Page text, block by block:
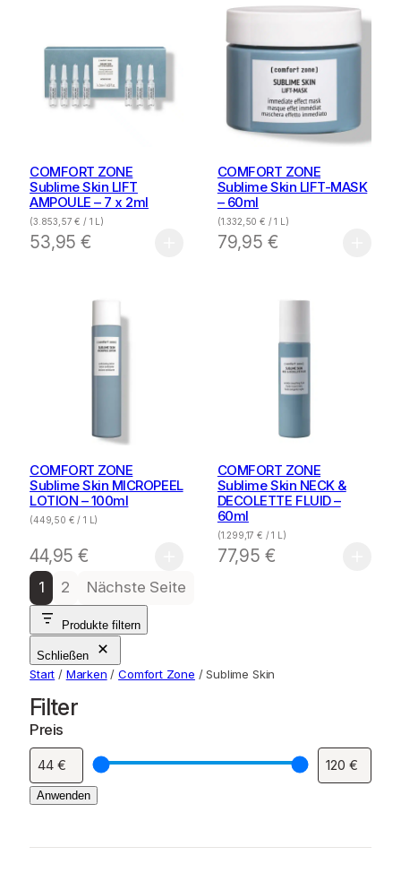
COMFORT ZONE
Sublime Skin LIFT
AMPOULE – 7 x 2ml
(3.853,57€ / 1 L)
53,95€
COMFORT ZONE
Sublime Skin LIFT-MASK
– 60ml
(1.332,50€ / 1 L)
79,95 €
COMFORT ZONE
Sublime Skin MICROPEEL
LOTION – 100ml
(449,50 € / 1 L)
44,95€
COMFORT ZONE
Sublime Skin NECK &
DECOLETTE FLUID –
60ml
(1.299,17€ / 1 L)
77,95 €
1 2 Nächste Seite
Produkte filtern
Schließen
Start / Marken /Comfort Zone / Sublime Skin
Filter
Preis
Anwenden